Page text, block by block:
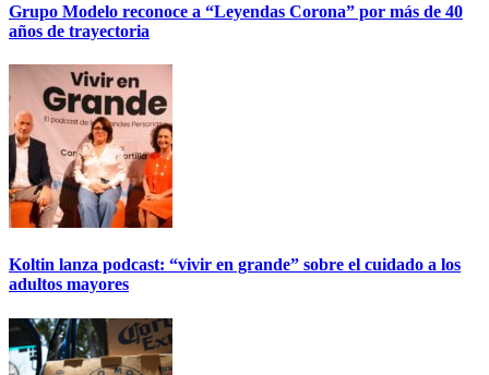
Grupo Modelo reconoce a “Leyendas Corona” por más de 40
años de trayectoria
Koltin lanza podcast: “vivir en grande” sobre el cuidado a los
adultos mayores